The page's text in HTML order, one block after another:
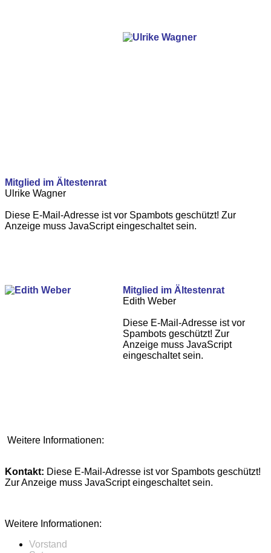
Mitglied im Ältestenrat
Ulrike Wagner
Diese E-Mail-Adresse ist vor Spambots geschützt! Zur
Anzeige muss JavaScript eingeschaltet sein.
Mitglied im Ältestenrat
Edith Weber
Diese E-Mail-Adresse ist vor
Spambots geschützt! Zur
Anzeige muss JavaScript
eingeschaltet sein.
Weitere Informationen:
Kontakt: Diese E-Mail-Adresse ist vor Spambots geschützt!
Zur Anzeige muss JavaScript eingeschaltet sein.
Weitere Informationen:
Vorstand